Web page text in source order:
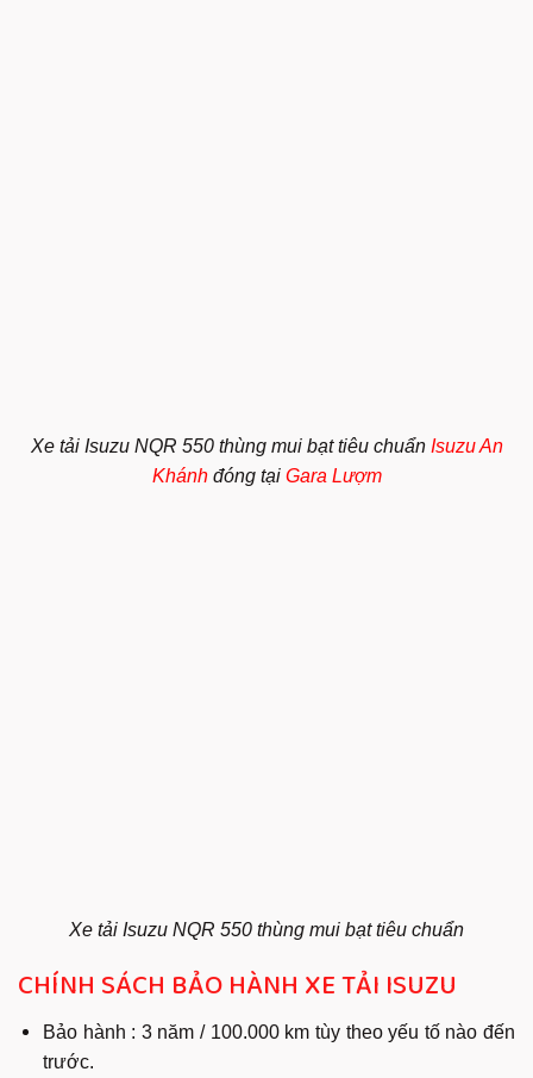
Xe tải Isuzu NQR 550 thùng mui bạt tiêu chuẩn Isuzu An
Khánhđóng tại Gara Lượm
Xe tải Isuzu NQR 550 thùng mui bạt tiêu chuẩn
CHÍNH SÁCH BẢO HÀNH XE TẢI ISUZU
Bảo hành : 3 năm / 100.000 km tùy theo yếu tố nào đến
trước.